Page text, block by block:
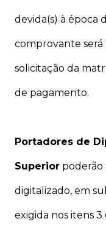
devida(s) à época
comprovante
solicitação da
de pagamento.
Portadores de
Superior poderão
digitalizado, em
exigida nos itens 3